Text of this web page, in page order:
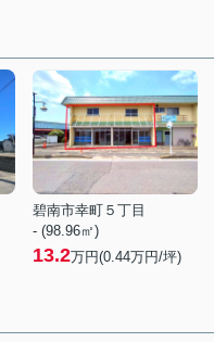
碧南市幸町５丁目
- (98.96㎡)
13.2万円(0.44万円/坪)